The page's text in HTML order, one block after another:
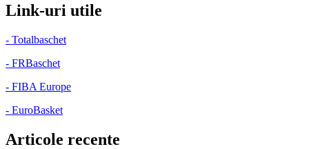
Link-uri utile
- Totalbaschet
- FRBaschet
- FIBA Europe
- EuroBasket
Articole recente